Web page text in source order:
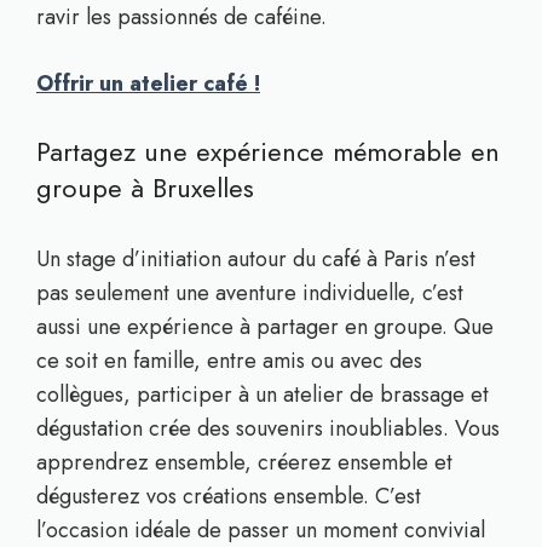
ravir les passionnés de caféine.
Offrir un atelier café !
Partagez une expérience mémorable en
groupe à Bruxelles
Un stage d’initiation autour du café à Paris n’est
pas seulement une aventure individuelle, c’est
aussi une expérience à partager en groupe. Que
ce soit en famille, entre amis ou avec des
collègues, participer à un atelier de brassage et
dégustation crée des souvenirs inoubliables. Vous
apprendrez ensemble, créerez ensemble et
dégusterez vos créations ensemble. C’est
l’occasion idéale de passer un moment convivial